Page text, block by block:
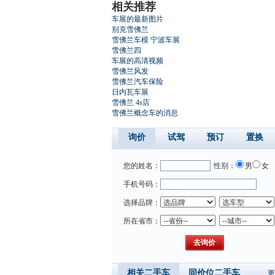
相关推荐
车展的最新图片
别克雪佛兰
雪佛兰车模 宁波车展
雪佛兰四
车展的高清视频
雪佛兰风发
雪佛兰汽车保险
日内瓦车展
雪佛兰 4s店
雪佛兰概念车的消息
询价 试驾 预订 置换
您的姓名： 性别： 男 女
手机号码：
选择品牌：
所在省市：
相关二手车 同价位二手车